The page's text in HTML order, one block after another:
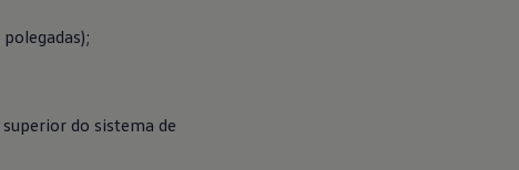
do sistema de